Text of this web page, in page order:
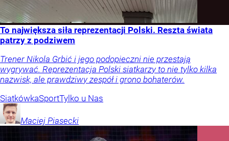
To największa siła reprezentacji Polski. Reszta świata
patrzy z podziwem
Trener Nikola Grbić i jego podopieczni nie przestają
wygrywać. Reprezentacja Polski siatkarzy to nie tylko kilka
nazwisk, ale prawdziwy zespół i grono bohaterów.
SiatkówkaSportTylko u Nas
Maciej Piasecki